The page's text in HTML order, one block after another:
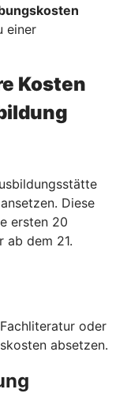
einer
Kosten
Diese
ersten 20
ab dem 21.
oder
absetzen.